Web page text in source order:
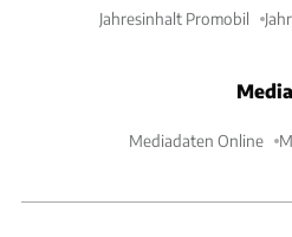
Jahresinhalt Promobil
Media
Mediadaten Online